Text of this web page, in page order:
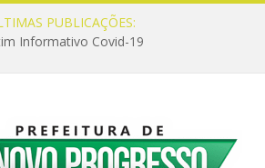
PUBLICAÇÕES:
Informativo Covid-19